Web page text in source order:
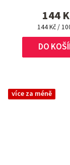
144
Měrná
cena:
144 Kč /
DO
více za méně